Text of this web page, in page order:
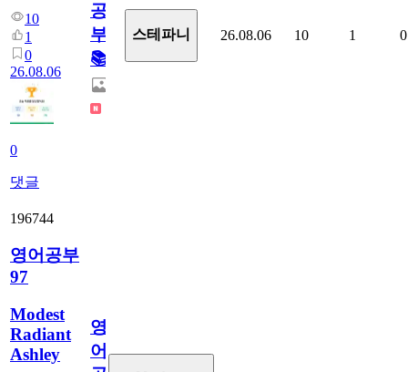
10
1
0
26.08.06
0
댓글
공
부!
📚
스테파니 26.08.06 10 1 0
196744
영어공부
97
Modest
Radiant
Ashley
영
어